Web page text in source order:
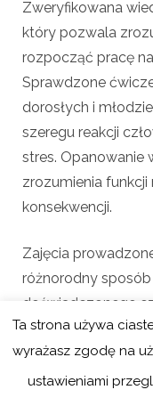
Zweryfikowana
który pozwala
rozpocząć pracę
Sprawdzone
dorosłych i
szeregu reakcji
stres. Opanowanie
zrozumienia
konsekwencji.
Zajęcia
różnorodny
doświadczonego
letnią praktyką.
Ta strona używa
wyrażasz zgodę na
ustawieniami